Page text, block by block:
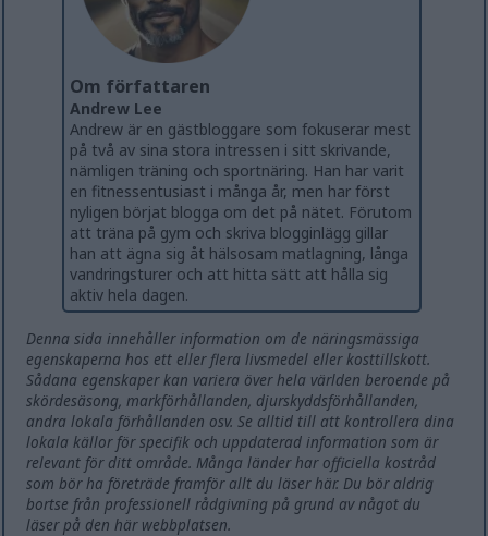
Om författaren
Andrew Lee
Andrew är en gästbloggare som fokuserar mest
på två av sina stora intressen i sitt skrivande,
nämligen träning och sportnäring. Han har varit
en fitnessentusiast i många år, men har först
nyligen börjat blogga om det på nätet. Förutom
att träna på gym och skriva blogginlägg gillar
han att ägna sig åt hälsosam matlagning, långa
vandringsturer och att hitta sätt att hålla sig
aktiv hela dagen.
Denna sida innehåller information om de näringsmässiga
egenskaperna hos ett eller flera livsmedel eller kosttillskott.
Sådana egenskaper kan variera över hela världen beroende på
skördesäsong, markförhållanden, djurskyddsförhållanden,
andra lokala förhållanden osv. Se alltid till att kontrollera dina
lokala källor för specifik och uppdaterad information som är
relevant för ditt område. Många länder har officiella kostråd
som bör ha företräde framför allt du läser här. Du bör aldrig
bortse från professionell rådgivning på grund av något du
läser på den här webbplatsen.